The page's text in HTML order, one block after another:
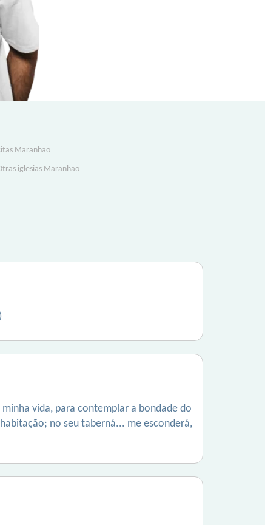
Maranhao
iglesias Maranhao
vida, para contemplar a bondade do
no seu taberná... me esconderá,